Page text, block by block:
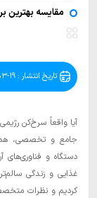
مقایسه بهترین
تاریخ انتشار : 19-03-1404
آیا واقعاً سرخ‌کن
جامع و تخصصی، همه
دستگاه و
کردیم و نظرات